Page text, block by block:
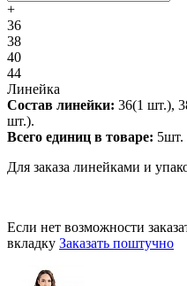
+
36
38
40
44
Линейка
Состав линейки: 36(1 шт.),
шт.).
Всего единиц в товаре: 5шт.
Для заказа линейками и
Если нет возможности
вкладку Заказать поштучно